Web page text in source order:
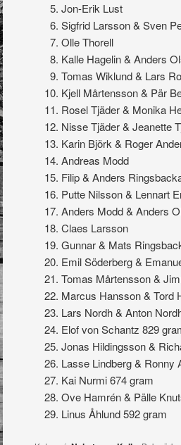
Jon-Erik Lust
Sigfrid Larsson &
Olle Thorell
Kalle Hagelin &
Tomas Wiklund
Kjell Mårtensson
Rosel Tjäder &
Nisse Tjäder &
Karin Björk &
Andreas Modd
Filip & Anders
Putte Nilsson &
Anders Modd &
Claes Larsson
Gunnar & Mats
Emil Söderberg &
Tomas Mårtensson &
Marcus Hansson & Tord
Lars Nordh & Anton
Elof von Schantz 829
Jonas Hildingsson &
Lasse Lindberg & Ronny
Kai Nurmi 674 gram
Ove Hamrén & Pälle
Linus Åhlund 592 gram